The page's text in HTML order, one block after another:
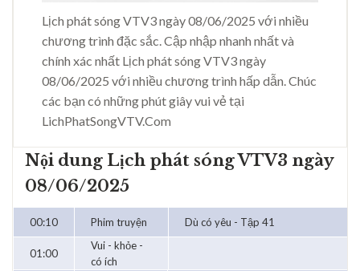
Lịch phát sóng VTV3 ngày 08/06/2025 với nhiều
chương trình đặc sắc. Cập nhập nhanh nhất và
chính xác nhất Lịch phát sóng VTV3 ngày
08/06/2025 với nhiều chương trình hấp dẫn. Chúc
các bạn có những phút giây vui vẻ tại
LichPhatSongVTV.Com
Nội dung Lịch phát sóng VTV3 ngày
08/06/2025
00:10 Phim truyện Dù có yêu - Tập 41
01:00
Vui - khỏe -
có ích